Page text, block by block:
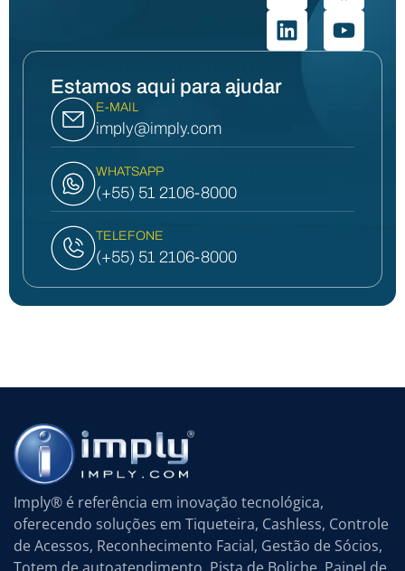
Estamos aqui para ajudar
E-MAIL
imply@imply.com
WHATSAPP
(+55) 51 2106-8000
TELEFONE
(+55) 51 2106-8000
Imply® é referência em inovação tecnológica,
oferecendo soluções em Tiqueteira, Cashless, Controle
de Acessos, Reconhecimento Facial, Gestão de Sócios,